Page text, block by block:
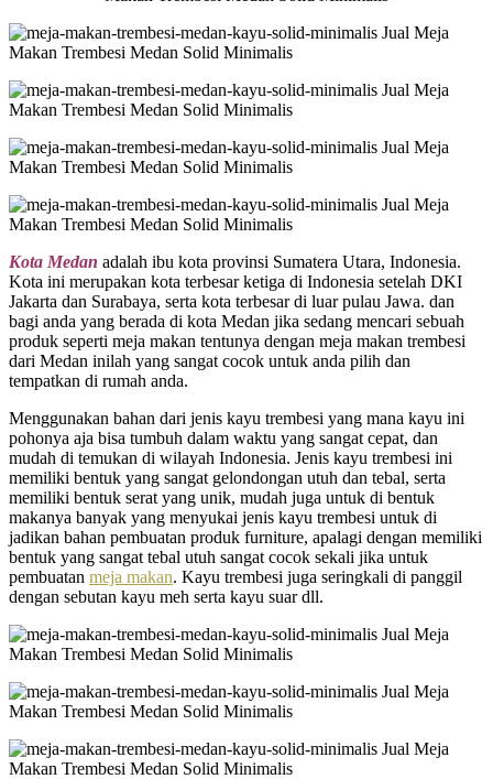
Kota Medan adalah ibu kota provinsi Sumatera Utara, Indonesia.
Kota ini merupakan kota terbesar ketiga di Indonesia setelah DKI
Jakarta dan Surabaya, serta kota terbesar di luar pulau Jawa. dan
bagi anda yang berada di kota Medan jika sedang mencari sebuah
produk seperti meja makan tentunya dengan meja makan trembesi
dari Medan inilah yang sangat cocok untuk anda pilih dan
tempatkan di rumah anda.
Menggunakan bahan dari jenis kayu trembesi yang mana kayu ini
pohonya aja bisa tumbuh dalam waktu yang sangat cepat, dan
mudah di temukan di wilayah Indonesia. Jenis kayu trembesi ini
memiliki bentuk yang sangat gelondongan utuh dan tebal, serta
memiliki bentuk serat yang unik, mudah juga untuk di bentuk
makanya banyak yang menyukai jenis kayu trembesi untuk di
jadikan bahan pembuatan produk furniture, apalagi dengan memiliki
bentuk yang sangat tebal utuh sangat cocok sekali jika untuk
pembuatan meja makan. Kayu trembesi juga seringkali di panggil
dengan sebutan kayu meh serta kayu suar dll.